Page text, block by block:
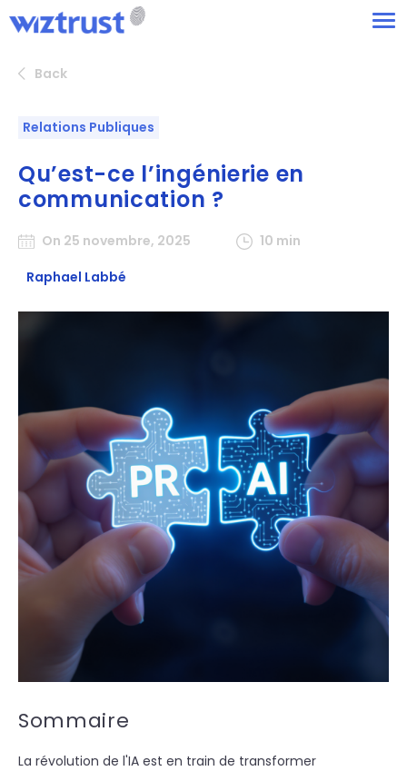
Back
Relations Publiques
Qu’est-ce l’ingénierie en
communication ?
On 25 novembre, 2025
10 min
Raphael Labbé
Sommaire
La révolution de l'IA est en train de transformer